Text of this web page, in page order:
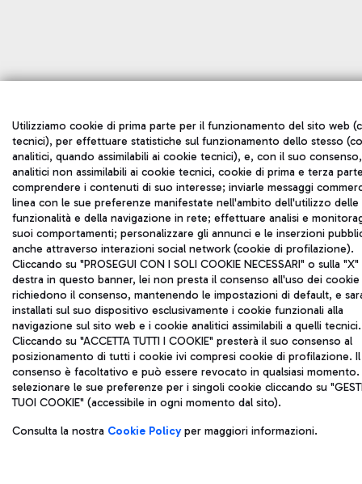
Utilizziamo cookie di prima parte per il funzionamento del sito web
tecnici), per effettuare statistiche sul funzionamento dello stesso
analitici, quando assimilabili ai cookie tecnici), e, con il suo
analitici non assimilabili ai cookie tecnici, cookie di prima e terza
comprendere i contenuti di suo interesse; inviarle messaggi
linea con le sue preferenze manifestate nell'ambito dell'utilizzo delle
funzionalità e della navigazione in rete; effettuare analisi e
suoi comportamenti; personalizzare gli annunci e le inserzioni
anche attraverso interazioni social network (cookie di profilazione).
Cliccando su "PROSEGUI CON I SOLI COOKIE NECESSARI" o sulla
destra in questo banner, lei non presta il consenso all'uso dei
richiedono il consenso, mantenendo le impostazioni di default, e
installati sul suo dispositivo esclusivamente i cookie funzionali alla
navigazione sul sito web e i cookie analitici assimilabili a quelli tecnici.
Cliccando su "ACCETTA TUTTI I COOKIE" presterà il suo consenso al
posizionamento di tutti i cookie ivi compresi cookie di profilazione. Il
consenso è facoltativo e può essere revocato in qualsiasi
selezionare le sue preferenze per i singoli cookie cliccando su
TUOI COOKIE" (accessibile in ogni momento dal sito).
Consulta la nostra Cookie Policyper maggiori informazioni.